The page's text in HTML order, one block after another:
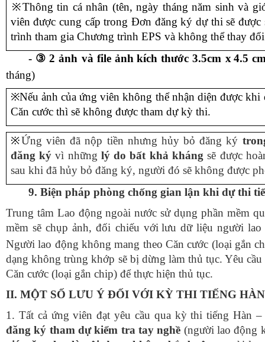
※Thông tin cá nhân (tên, ngày tháng năm sinh và
viên được cung cấp trongĐơn đăng ký dự thi sẽ được
trình tham gia Chương trình EPS và không thể thay
- ③ 2 ảnh và file ảnh kích thước3.5cm x 4.5
tháng)
※Nếu ảnh của ứng viên không thể nhận diện được
Căn cước thì sẽ không được tham dự kỳ thi.
※Ứng viên đã nộp tiền nhưng hủy bỏ đăng ký
đăng ký vì những lý do bất khả khángsẽ được
sau khi đã hủy bỏ đăng ký, người đó sẽ không được
9. Biện pháp phòng chống gian lận khi dự thi
Trung tâm Lao động ngoài nước sử dụng phần mềm
mềm sẽ chụp ảnh, đối chiếu với lưu dữ liệu người
Người lao động không mang theo Căn cước (loại gắn
dạng không trùng khớp sẽ bị dừng làm thủ tục. Yêu
Căn cước (loại gắn chip) để thực hiện thủ tục.
II. MỘT SỐ LƯU Ý ĐỐI VỚI KỲ THI TIẾNG
1. Tất cả ứng viên đạt yêu cầu qua kỳ thi tiếng Hàn
đăng ký tham dự kiểm tra tay nghề (người lao động